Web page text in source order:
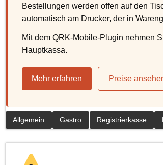
Bestellungen werden offen auf den
automatisch am Drucker, der in
Mit dem QRK-Mobile-Plugin nehmen
Hauptkassa.
Mehr erfahren Preise
Allgemein Gastro Registrierkasse